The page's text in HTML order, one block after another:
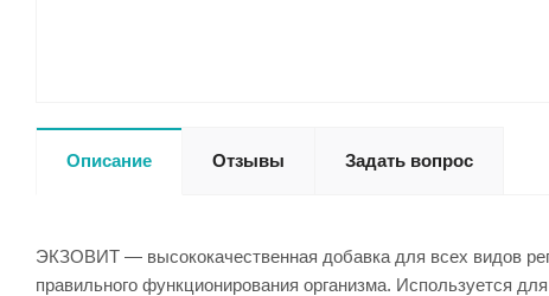
Описание Отзывы Задать вопрос
ЭКЗОВИТ — высококачественная добавка для всех видов
правильного функционирования организма. Используется